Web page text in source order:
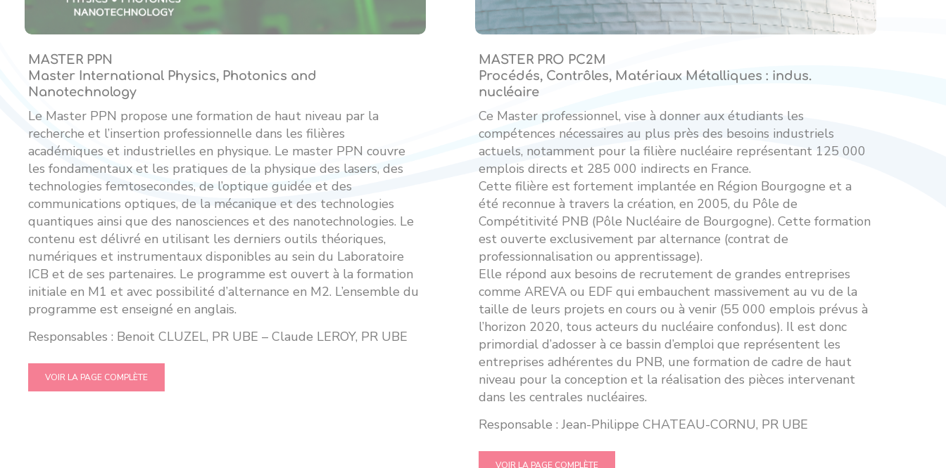
MASTER PPN
Master International Physics, Photonics and
Nanotechnology
Le Master PPN propose une formation de haut niveau par la
recherche et l’insertion professionnelle dans les filières
académiques et industrielles en physique. Le master PPN couvre
les fondamentaux et les pratiques de la physique des lasers, des
technologies femtosecondes, de l’optique guidée et des
communications optiques, de la mécanique et des technologies
quantiques ainsi que des nanosciences et des nanotechnologies. Le
contenu est délivré en utilisant les derniers outils théoriques,
numériques et instrumentaux disponibles au sein du Laboratoire
ICB et de ses partenaires. Le programme est ouvert à la formation
initiale en M1 et avec possibilité d’alternance en M2. L’ensemble du
programme est enseigné en anglais.
Responsables : Benoit CLUZEL, PR UBE – Claude LEROY, PR UBE
VOIR LA PAGE COMPLÈTE
MASTER PRO PC2M
Procédés, Contrôles, Matériaux Métalliques : indus.
nucléaire
Ce Master professionnel, vise à donner aux étudiants les
compétences nécessaires au plus près des besoins industriels
actuels, notamment pour la filière nucléaire représentant 125 000
emplois directs et 285 000 indirects en France.
Cette filière est fortement implantée en Région Bourgogne et a
été reconnue à travers la création, en 2005, du Pôle de
Compétitivité PNB (Pôle Nucléaire de Bourgogne). Cette formation
est ouverte exclusivement par alternance (contrat de
professionnalisation ou apprentissage).
Elle répond aux besoins de recrutement de grandes entreprises
comme AREVA ou EDF qui embauchent massivement au vu de la
taille de leurs projets en cours ou à venir (55 000 emplois prévus à
l’horizon 2020, tous acteurs du nucléaire confondus). Il est donc
primordial d’adosser à ce bassin d’emploi que représentent les
entreprises adhérentes du PNB, une formation de cadre de haut
niveau pour la conception et la réalisation des pièces intervenant
dans les centrales nucléaires.
Responsable : Jean-Philippe CHATEAU-CORNU, PR UBE
VOIR LA PAGE COMPLÈTE